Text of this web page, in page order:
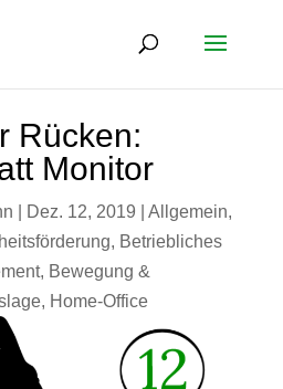
Rücken:
Monitor
Dez. 12, 2019 Allgemein,
, Betriebliches
, Bewegung &
, Home-Office